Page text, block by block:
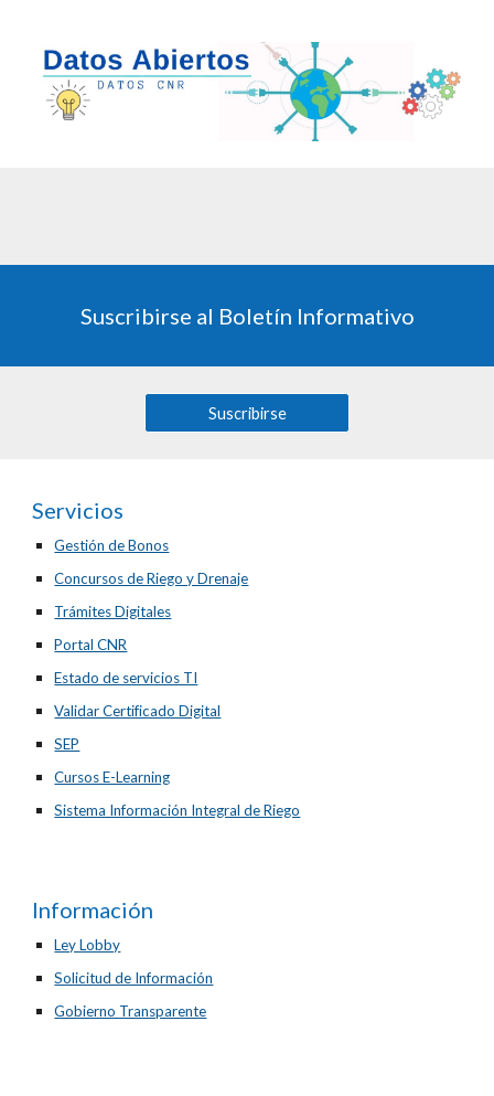
Suscribirse al Boletín Informativo
Suscribirse
Servicios
Gestión de Bonos
Concursos de Riego y Drenaje
Trámites Digitales
Portal CNR
Estado de servicios TI
Validar Certificado Digital
SEP
Cursos E-Learning
Sistema Información Integral de Riego
Información
Ley Lobby
Solicitud de Información
Gobierno Transparente